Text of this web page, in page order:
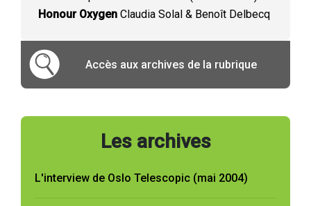
Honour Oxygen Claudia Solal & Benoît Delbecq
Accès aux archives de la rubrique
Les archives
L'interview de Oslo Telescopic (mai 2004)